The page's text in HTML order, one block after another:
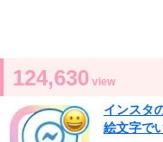
124,630 view
インスタ
絵文字で